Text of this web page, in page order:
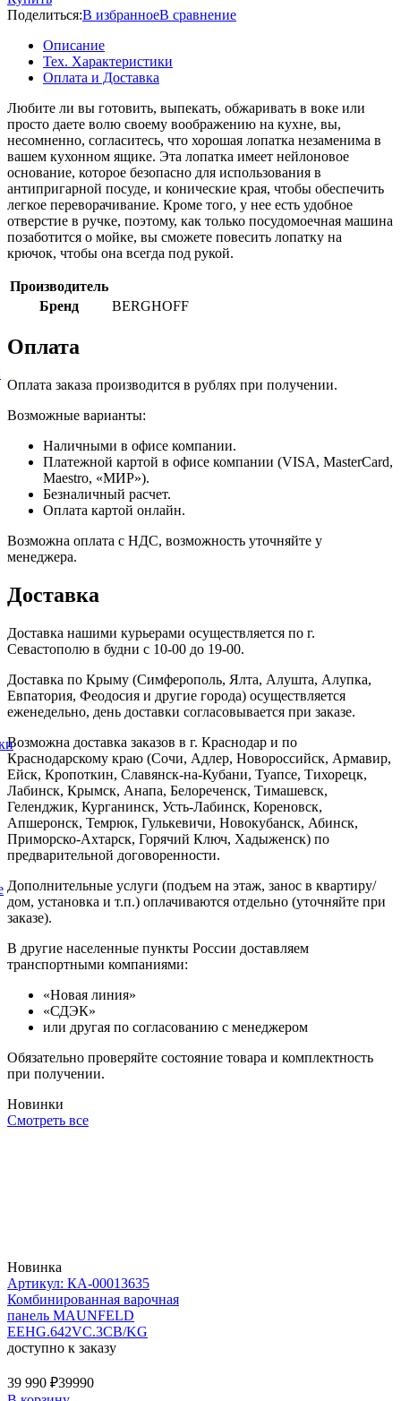
Поделиться:В избранноеВ сравнение
Описание
Тех. Характеристики
Оплата и Доставка
Любите ли вы готовить, выпекать, обжаривать в воке или
просто даете волю своему воображению на кухне, вы,
несомненно, согласитесь, что хорошая лопатка незаменима в
вашем кухонном ящике. Эта лопатка имеет нейлоновое
основание, которое безопасно для использования в
антипригарной посуде, и конические края, чтобы обеспечить
легкое переворачивание. Кроме того, у нее есть удобное
отверстие в ручке, поэтому, как только посудомоечная машина
позаботится о мойке, вы сможете повесить лопатку на
крючок, чтобы она всегда под рукой.
Производитель
Бренд
BERGHOFF
Оплата
Оплата заказа производится в рублях при получении.
Возможные варианты:
Наличными в офисе компании.
Платежной картой в офисе компании (VISA, MasterCard,
Maestro, «МИР»).
Безналичный расчет.
Оплата картой онлайн.
Возможна оплата с НДС, возможность уточняйте у
менеджера.
Доставка
Доставка нашими курьерами осуществляется по г.
Севастополю в будни с 10-00 до 19-00.
Доставка по Крыму (Симферополь, Ялта, Алушта, Алупка,
Евпатория, Феодосия и другие города) осуществляется
еженедельно, день доставки согласовывается при заказе.
Возможна доставка заказов в г. Краснодар и по
Краснодарскому краю (Сочи, Адлер, Новороссийск, Армавир,
Ейск, Кропоткин, Славянск-на-Кубани, Туапсе, Тихорецк,
Лабинск, Крымск, Анапа, Белореченск, Тимашевск,
Геленджик, Курганинск, Усть-Лабинск, Кореновск,
Апшеронск, Темрюк, Гулькевичи, Новокубанск, Абинск,
Приморско-Ахтарск, Горячий Ключ, Хадыженск) по
предварительной договоренности.
Дополнительные услуги (подъем на этаж, занос в квартиру/
дом, установка и т.п.) оплачиваются отдельно (уточняйте при
заказе).
В другие населенные пункты России доставляем
транспортными компаниями:
«Новая линия»
«СДЭК»
или другая по согласованию с менеджером
Обязательно проверяйте состояние товара и комплектность
при получении.
Новинки
Смотреть все
Новинка
Артикул: КА-00013635
Комбинированная варочная
панель MAUNFELD
EEHG.642VC.3CB/KG
доступно к заказу
39 990 ₽39990